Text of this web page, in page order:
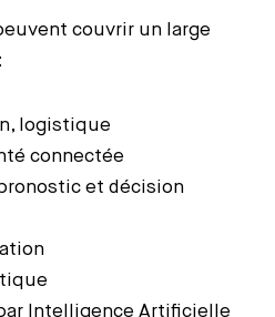
couvrir un large
logistique
connectée
et décision
Intelligence Artificielle